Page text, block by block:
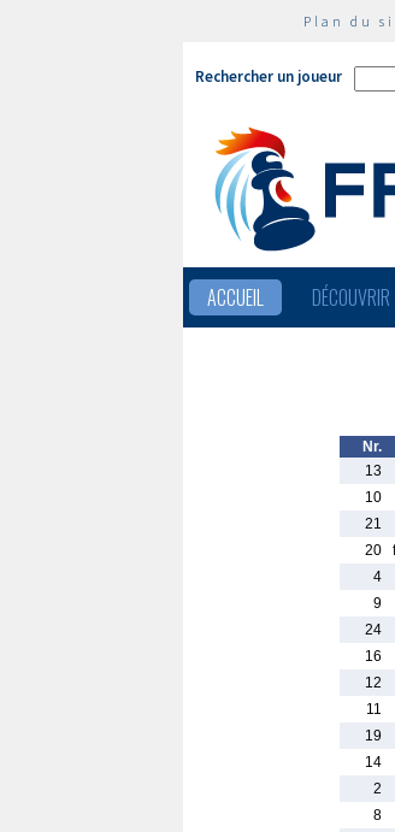
Plan du
Rechercher un joueur
ACCUEIL DÉCOUVRIR
Nr.
13
10
21
20
f
4
9
24
16
12
11
19
14
2
8